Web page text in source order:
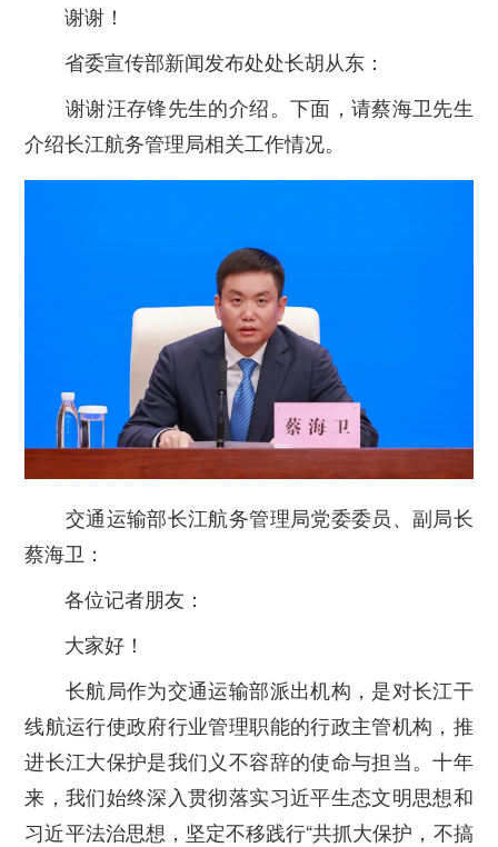
谢谢！
省委宣传部新闻发布处处长胡从东：
谢谢汪存锋先生的介绍。下面，请蔡海卫先生
介绍长江航务管理局相关工作情况。
交通运输部长江航务管理局党委委员、副局长
蔡海卫：
各位记者朋友：
大家好！
长航局作为交通运输部派出机构，是对长江干
线航运行使政府行业管理职能的行政主管机构，推
进长江大保护是我们义不容辞的使命与担当。十年
来，我们始终深入贯彻落实习近平生态文明思想和
习近平法治思想，坚定不移践行“共抓大保护，不搞